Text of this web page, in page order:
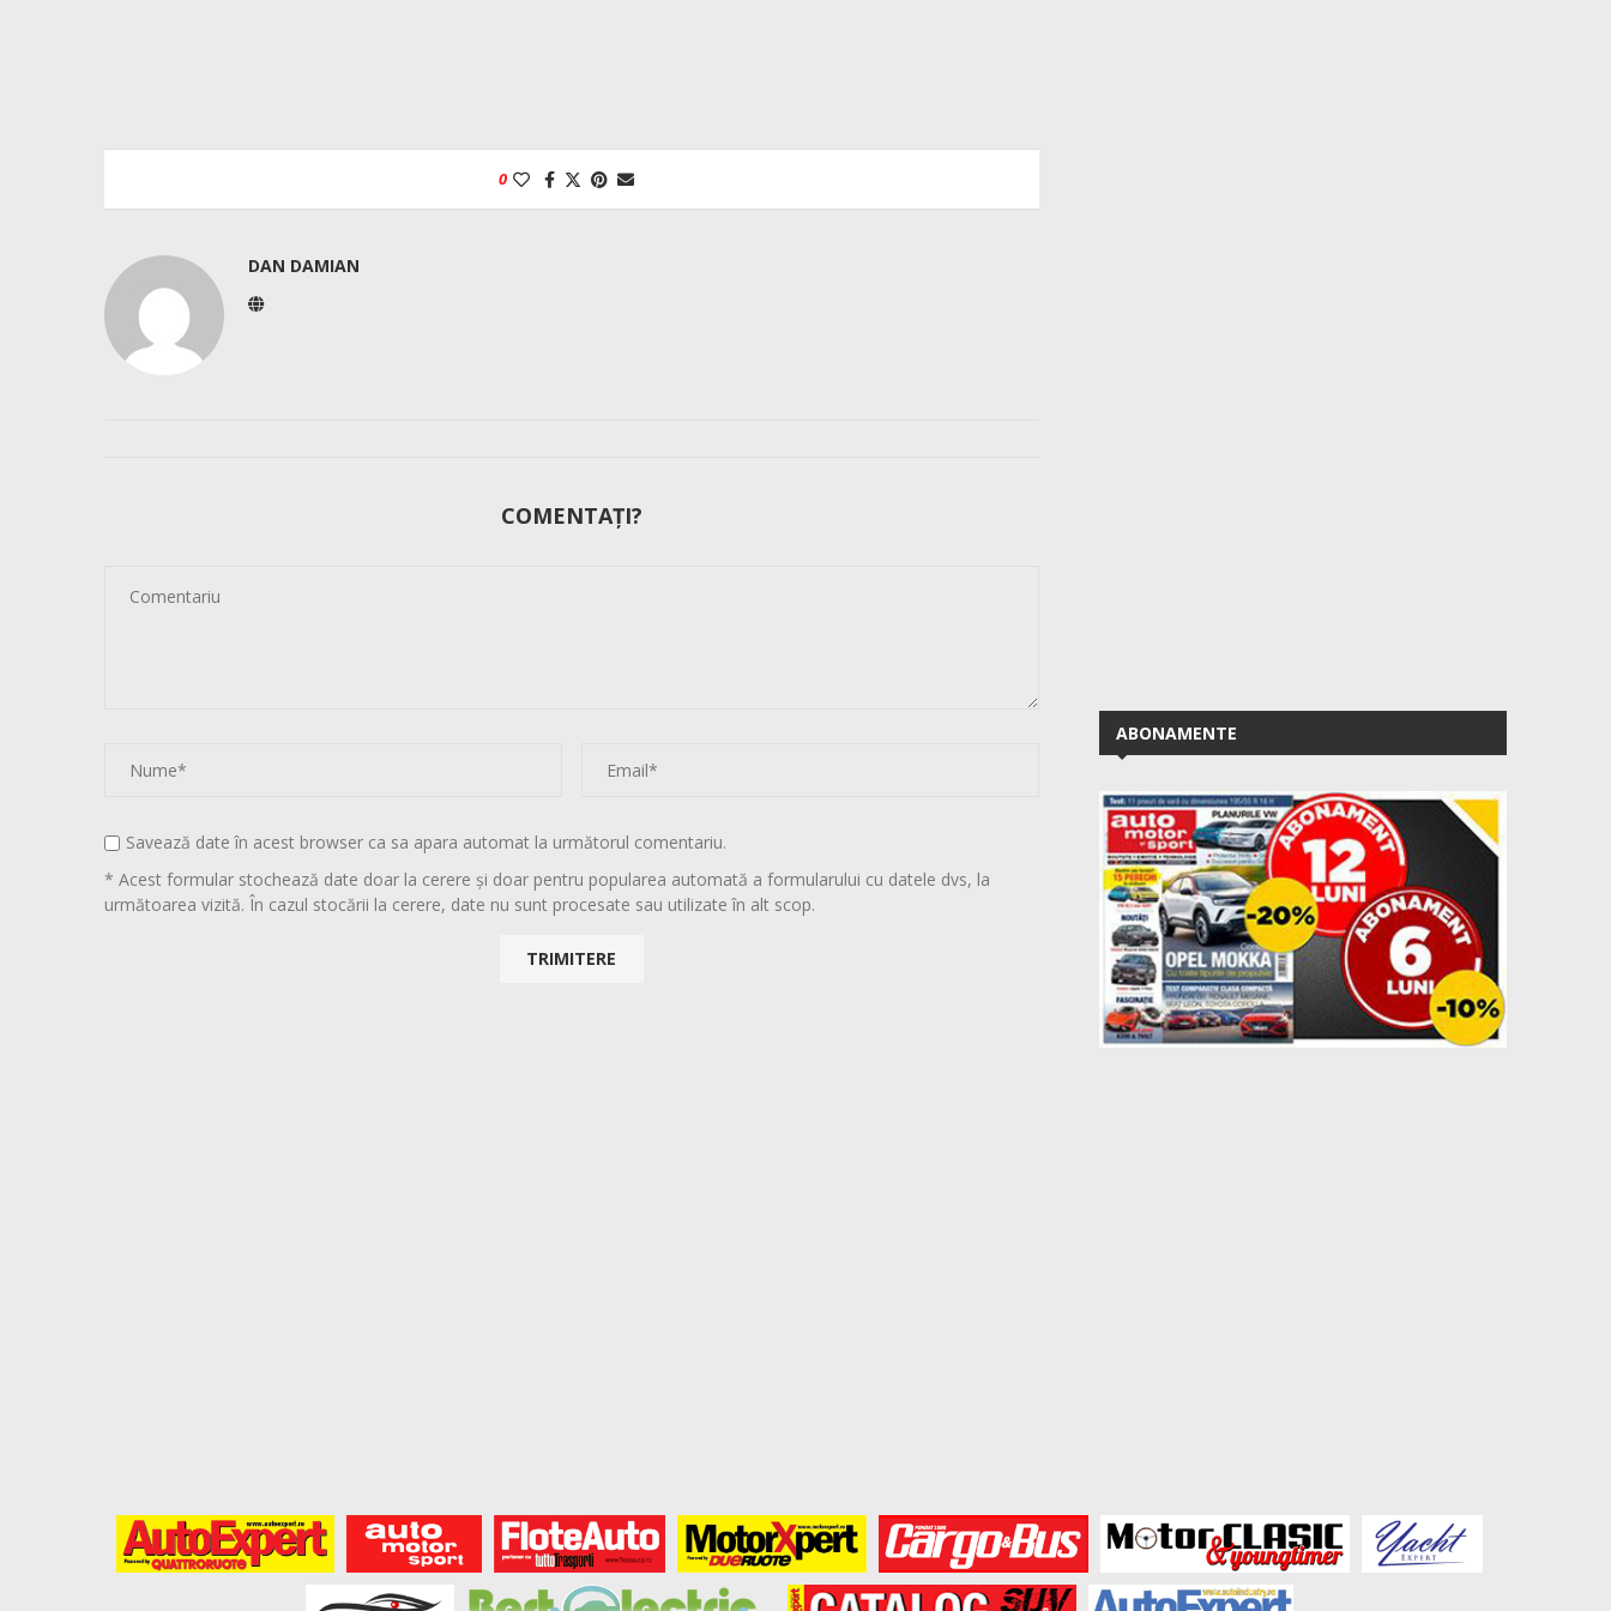
0
DAN DAMIAN
COMENTAȚI?
Savează date în acest browser ca sa apara automat la următorul comentariu.
* Acest formular stochează date doar la cerere și doar pentru popularea automată a formularului cu datele dvs, la
următoarea vizită. În cazul stocării la cerere, date nu sunt procesate sau utilizate în alt scop.
ABONAMENTE